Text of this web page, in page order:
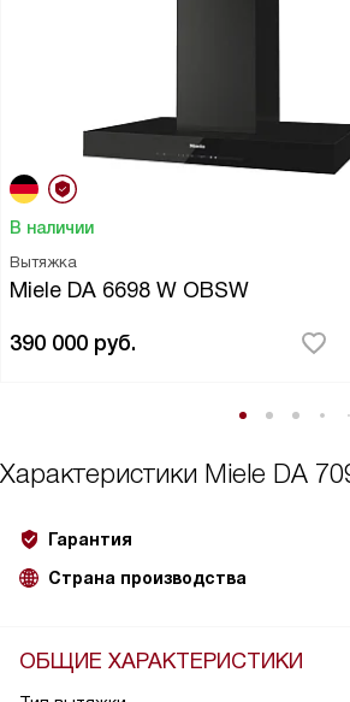
В наличии
Вытяжка
Miele DA 6698 W OBSW
390 000 руб.
Характеристики Miele DA
Гарантия
Страна производства
ОБЩИЕ ХАРАКТЕРИСТИКИ